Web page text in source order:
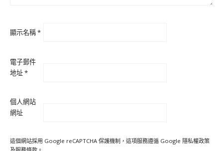
顯示名稱*
電子郵件
地址*
個人網站
網址
這個網站採用 Google reCAPTCHA 保護機制，這項服務遵循 Google 隱私權政策